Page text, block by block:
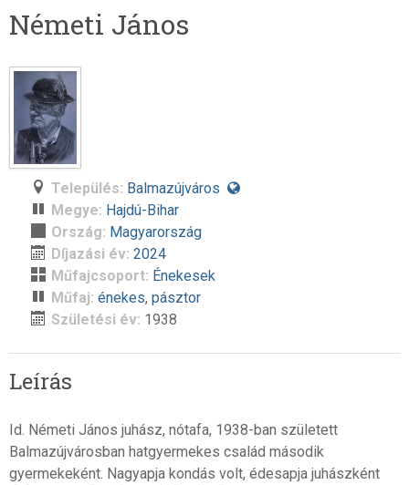
Németi János
Település: Balmazújváros
Megye: Hajdú-Bihar
Ország: Magyarország
Díjazási év: 2024
Műfajcsoport: Énekesek
Műfaj: énekes, pásztor
Születési év: 1938
Leírás
Id. Németi János juhász, nótafa, 1938-ban született
Balmazújvárosban hatgyermekes család második
gyermekeként. Nagyapja kondás volt, édesapja juhászként